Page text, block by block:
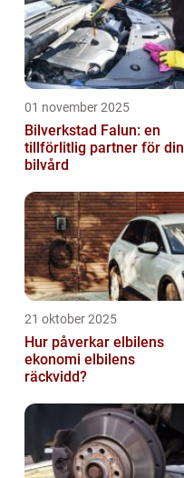
01 november 2025
Bilverkstad Falun: en
tillförlitlig partner för din
bilvård
21 oktober 2025
Hur påverkar elbilens
ekonomi elbilens
räckvidd?